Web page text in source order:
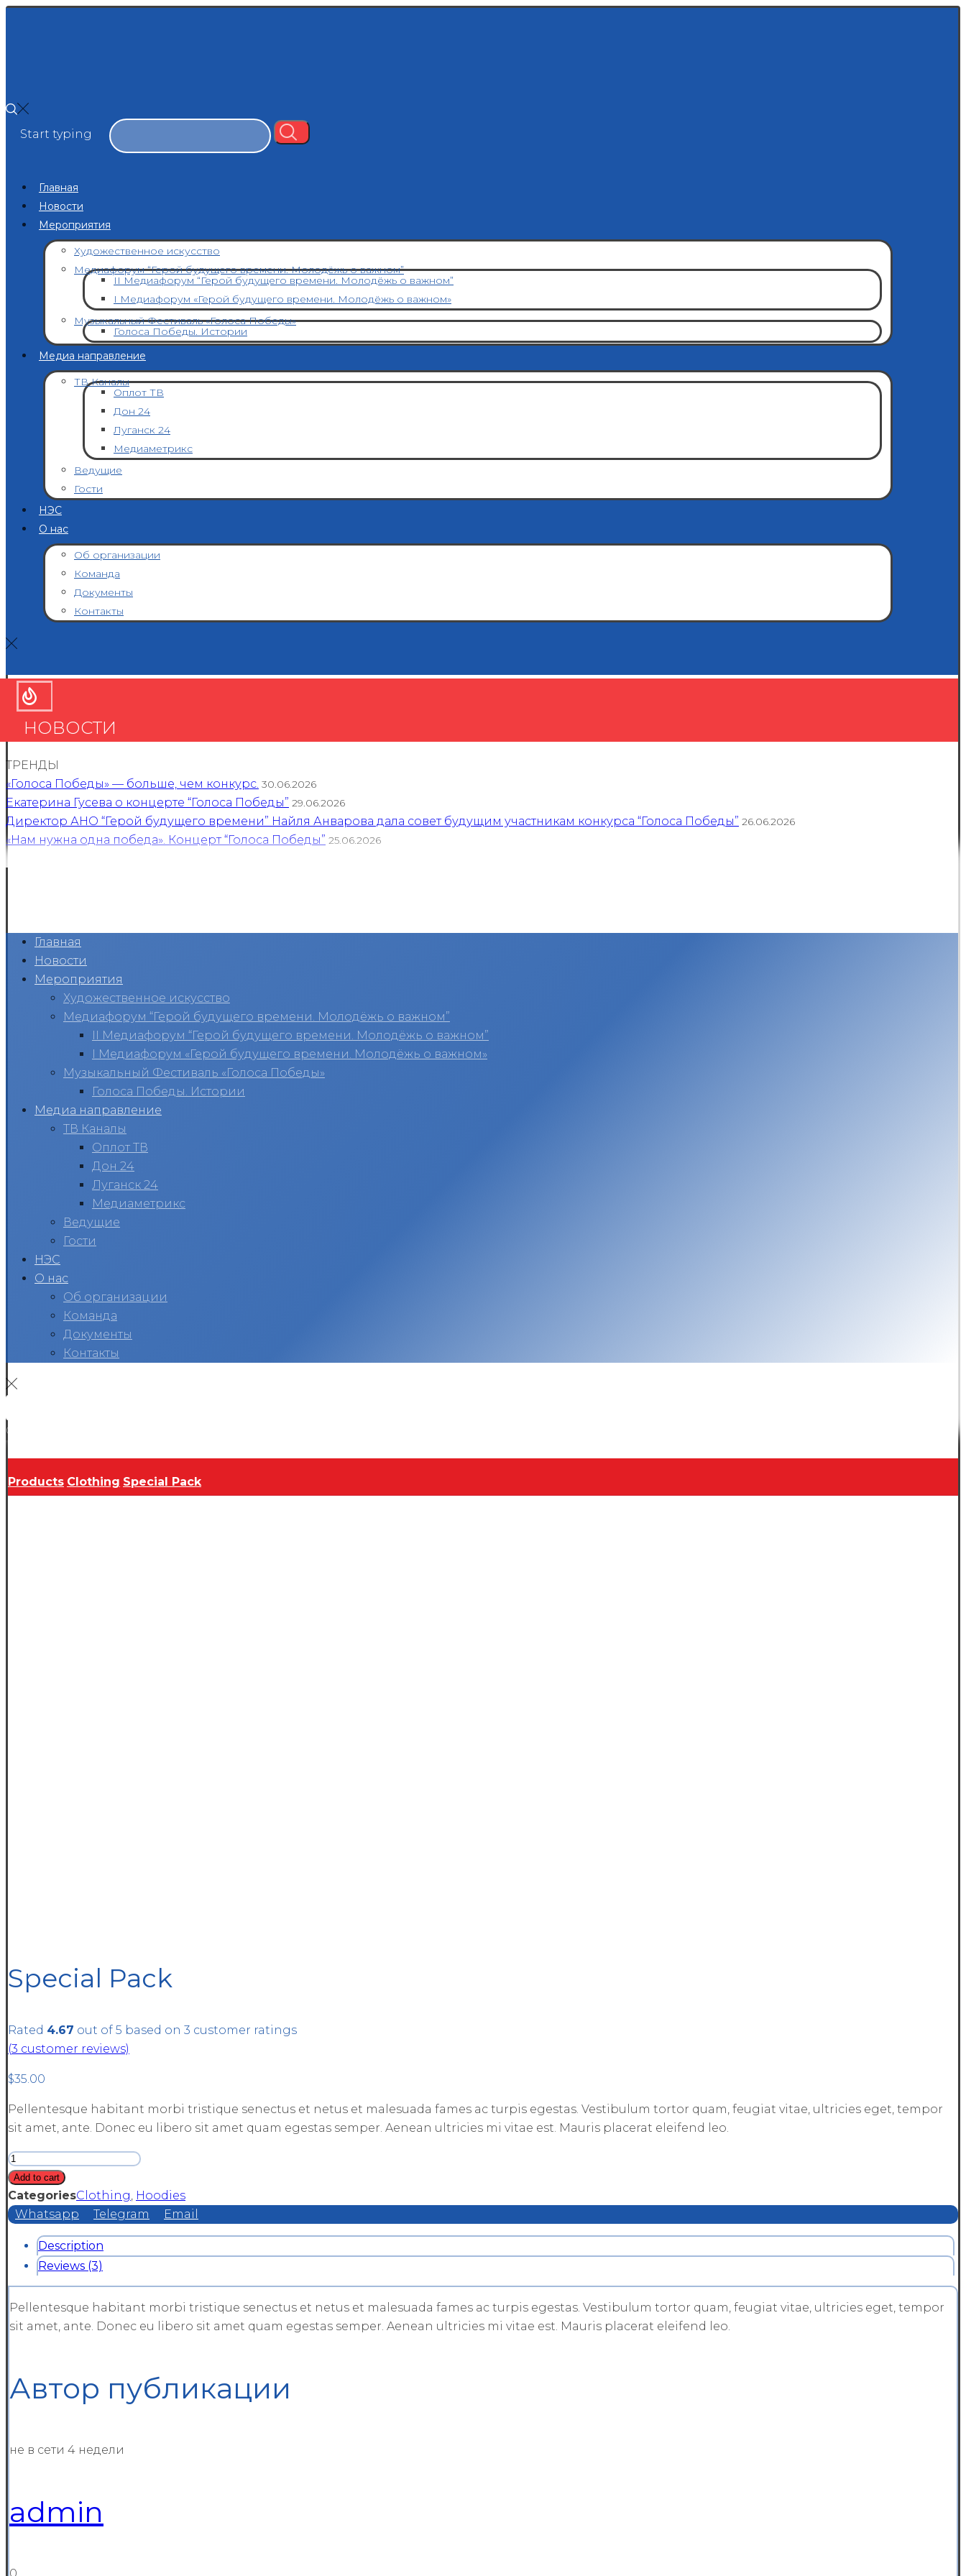
Start typing
Главная
Новости
Мероприятия
Художественное искусство
Медиафорум “Герой будущего времени. Молодёжь о важном”
II Медиафорум “Герой будущего времени. Молодёжь о важном”
I Медиафорум «Герой будущего времени. Молодёжь о важном»
Музыкальный Фестиваль «Голоса Победы»
Голоса Победы. Истории
Медиа направление
ТВ Каналы
Оплот ТВ
Дон 24
Луганск 24
Медиаметрикс
Ведущие
Гости
НЭС
О нас
Об организации
Команда
Документы
Контакты
НОВОСТИ
ТРЕНДЫ
«Голоса Победы» — больше, чем конкурс. 30.06.2026
Екатерина Гусева о концерте “Голоса Победы” 29.06.2026
Директор АНО “Герой будущего времени” Найля Анварова дала совет будущим участникам конкурса “Голоса Победы” 26.06.2026
«Нам нужна одна победа». Концерт “Голоса Победы” 25.06.2026
Главная
Новости
Мероприятия
Художественное искусство
Медиафорум “Герой будущего времени. Молодёжь о важном”
II Медиафорум “Герой будущего времени. Молодёжь о важном”
I Медиафорум «Герой будущего времени. Молодёжь о важном»
Музыкальный Фестиваль «Голоса Победы»
Голоса Победы. Истории
Медиа направление
ТВ Каналы
Оплот ТВ
Дон 24
Луганск 24
Медиаметрикс
Ведущие
Гости
НЭС
О нас
Об организации
Команда
Документы
Контакты
Copyright © 2026
Products Clothing Special Pack
Special Pack
Rated 4.67 out of 5 based on 3 customer ratings
(3 customer reviews)
$35.00
Pellentesque habitant morbi tristique senectus et netus et malesuada fames ac turpis egestas. Vestibulum tortor quam, feugiat vitae, ultricies eget, tempor
sit amet, ante. Donec eu libero sit amet quam egestas semper. Aenean ultricies mi vitae est. Mauris placerat eleifend leo.
Special
Pack
quantity
Add to cart
CategoriesClothing Hoodies
Whatsapp
Telegram Email
Description
Reviews (3)
Pellentesque habitant morbi tristique senectus et netus et malesuada fames ac turpis egestas. Vestibulum tortor quam, feugiat vitae, ultricies eget, tempor
sit amet, ante. Donec eu libero sit amet quam egestas semper. Aenean ultricies mi vitae est. Mauris placerat eleifend leo.
Автор публикации
не в сети 4 недели
admin